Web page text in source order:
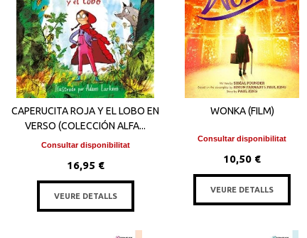
CAPERUCITA ROJA Y EL LOBO EN
VERSO (COLECCIÓN ALFA...
Consultar disponibilitat
16,95 €
VEURE DETALLS
WONKA (FILM)
Consultar disponibilitat
10,50 €
VEURE DETALLS